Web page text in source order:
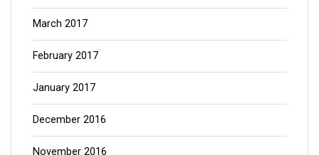
March 2017
February 2017
January 2017
December 2016
November 2016